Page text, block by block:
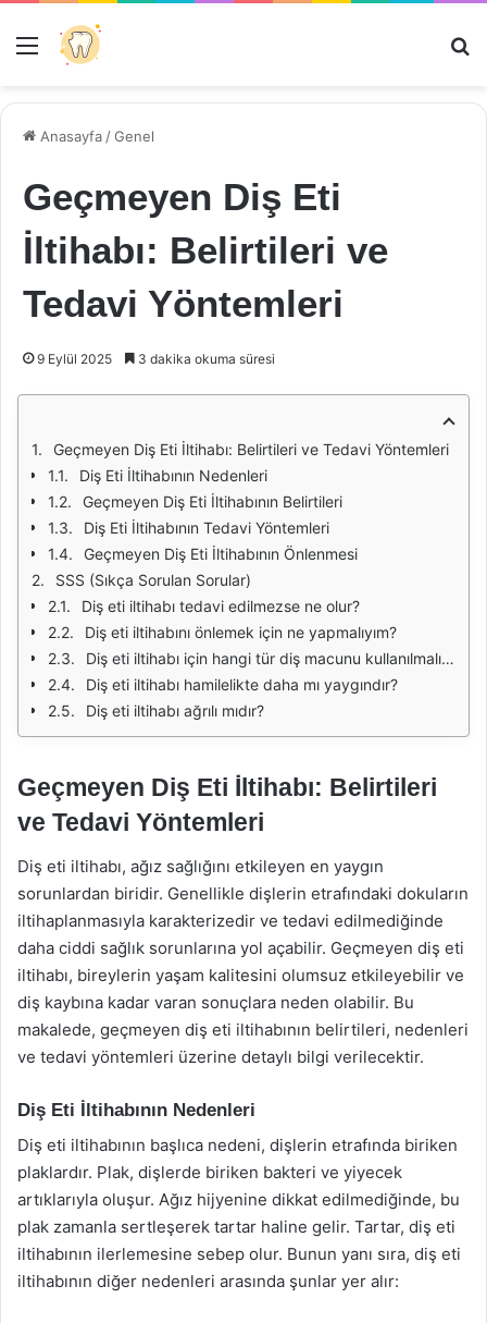
Menü
Anasayfa /Genel
Geçmeyen Diş Eti
İltihabı: Belirtileri ve
Tedavi Yöntemleri
9 Eylül 2025 3 dakika okuma süresi
Geçmeyen Diş Eti İltihabı: Belirtileri ve Tedavi Yöntemleri
Diş Eti İltihabının Nedenleri
Geçmeyen Diş Eti İltihabının Belirtileri
Diş Eti İltihabının Tedavi Yöntemleri
Geçmeyen Diş Eti İltihabının Önlenmesi
SSS (Sıkça Sorulan Sorular)
Diş eti iltihabı tedavi edilmezse ne olur?
Diş eti iltihabını önlemek için ne yapmalıyım?
Diş eti iltihabı için hangi tür diş macunu kullanılmalıdır?
Diş eti iltihabı hamilelikte daha mı yaygındır?
Diş eti iltihabı ağrılı mıdır?
Geçmeyen Diş Eti İltihabı: Belirtileri
ve Tedavi Yöntemleri
Diş eti iltihabı, ağız sağlığını etkileyen en yaygın
sorunlardan biridir. Genellikle dişlerin etrafındaki dokuların
iltihaplanmasıyla karakterizedir ve tedavi edilmediğinde
daha ciddi sağlık sorunlarına yol açabilir. Geçmeyen diş eti
iltihabı, bireylerin yaşam kalitesini olumsuz etkileyebilir ve
diş kaybına kadar varan sonuçlara neden olabilir. Bu
makalede, geçmeyen diş eti iltihabının belirtileri, nedenleri
ve tedavi yöntemleri üzerine detaylı bilgi verilecektir.
Diş Eti İltihabının Nedenleri
Diş eti iltihabının başlıca nedeni, dişlerin etrafında biriken
plaklardır. Plak, dişlerde biriken bakteri ve yiyecek
artıklarıyla oluşur. Ağız hijyenine dikkat edilmediğinde, bu
plak zamanla sertleşerek tartar haline gelir. Tartar, diş eti
iltihabının ilerlemesine sebep olur. Bunun yanı sıra, diş eti
iltihabının diğer nedenleri arasında şunlar yer alır: